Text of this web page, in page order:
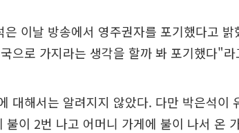
이날 방송에서 영주권자를 포기했다고
으로 가지라는 생각을 할까 봐 포기했다"
대해서는 알려지지 않았다. 다만 박은석이
이 2번 나고 어머니 가게에 불이 나서 온